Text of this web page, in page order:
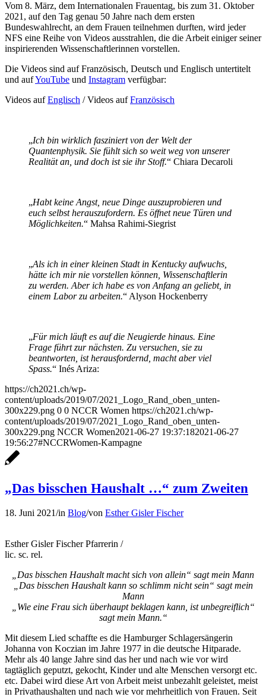
Vom 8. März, dem Internationalen Frauentag, bis zum 31. Oktober
2021, auf den Tag genau 50 Jahre nach dem ersten
Bundeswahlrecht, an dem Frauen teilnehmen durften, wird jeder
NFS eine Reihe von Videos ausstrahlen, die die Arbeit einiger seiner
inspirierenden Wissenschaftlerinnen vorstellen.
Die Videos sind auf Französisch, Deutsch und Englisch untertitelt
und aufYouTube und Instagram verfügbar:
Videos aufEnglisch / Videos aufFranzösisch
„Ich bin wirklich fasziniert von der Welt der
Quantenphysik. Sie fühlt sich so weit weg von unserer
Realität an, und doch ist sie ihr Stoff.“ Chiara Decaroli
„Habt keine Angst, neue Dinge auszuprobieren und
euch selbst herauszufordern. Es öffnet neue Türen und
Möglichkeiten.“ Mahsa Rahimi-Siegrist
„Als ich in einer kleinen Stadt in Kentucky aufwuchs,
hätte ich mir nie vorstellen können, Wissenschaftlerin
zu werden. Aber ich habe es von Anfang an geliebt, in
einem Labor zu arbeiten.“ Alyson Hockenberry
„Für mich läuft es auf die Neugierde hinaus. Eine
Frage führt zur nächsten. Zu versuchen, sie zu
beantworten, ist herausfordernd, macht aber viel
Spass.“ Inés Ariza:
https://ch2021.ch/wp-
content/uploads/2019/07/2021_Logo_Rand_oben_unten-
300x229.png 0 0 NCCR Women https://ch2021.ch/wp-
content/uploads/2019/07/2021_Logo_Rand_oben_unten-
300x229.png NCCR Women2021-06-27 19:37:182021-06-27
19:56:27#NCCRWomen-Kampagne
„Das bisschen Haushalt …“ zum Zweiten
18. Juni 2021/in Blog/von Esther Gisler Fischer
Esther Gisler Fischer Pfarrerin /
lic. sc. rel.
„Das bisschen Haushalt macht sich von allein“ sagt mein Mann
„Das bisschen Haushalt kann so schlimm nicht sein“ sagt mein
Mann
„Wie eine Frau sich überhaupt beklagen kann, ist unbegreiflich“
sagt mein Mann.“
Mit diesem Lied schaffte es die Hamburger Schlagersängerin
Johanna von Koczian im Jahre 1977 in die deutsche Hitparade.
Mehr als 40 lange Jahre sind das her und nach wie vor wird
tagtäglich geputzt, gekocht, Kinder und alte Menschen versorgt etc.
etc. Dabei wird diese Art von Arbeit meist unbezahlt geleistet, meist
in Privathaushalten und nach wie vor mehrheitlich von Frauen. Seit